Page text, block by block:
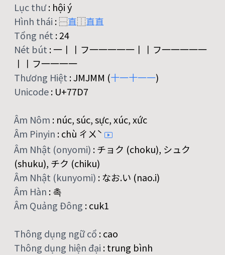
Lục thư: hội ý
Hình thái :⿱直⿰直直
Tổng nét :24
Nét bút :一丨丨フ一一一一一丨丨フ一一一一一
丨丨フ一一一一
Thương Hiệt :JMJMM (十一十一一)
Unicode: U+77D7
Âm Nôm : núc, súc, sực, xúc, xức
Âm Pinyin :chù ㄔㄨˋ
Âm Nhật (onyomi) :チョク (choku), シュク
(shuku), チク (chiku)
Âm Nhật (kunyomi) :なお.い (nao.i)
Âm Hàn :촉
Âm Quảng Đông :cuk1
Thông dụng ngữ cổ :cao
Thông dụng hiện đại :trung bình